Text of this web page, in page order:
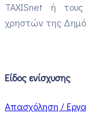
TAXISnet ή τους
χρηστών της
Είδος ενίσχυσης
Απασχόληση /